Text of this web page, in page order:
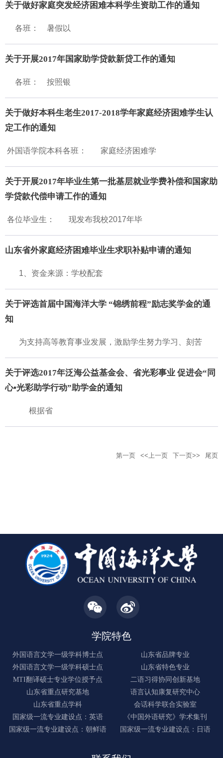
关于做好家庭突发经济困难本科学生资助工作的通知
各班： 暑假以
关于开展2017年国家助学贷款新贷工作的通知
各班： 按照银
关于做好本科生老生2017-2018学年家庭经济困难学生认
定工作的通知
外国语学院本科各班： 家庭经济困难学
关于开展2017年毕业生第一批基层就业学费补偿和国家助
学贷款代偿申请工作的通知
各位毕业生： 现发布我校2017年毕
山东省外家庭经济困难毕业生求职补贴申请的通知
1、资金来源：学校配套
关于评选首届中国海洋大学 “锦绣前程”励志奖学金的通
知
为支持高等教育事业发展，激励学生努力学习、刻苦
关于评选2017年泛海公益基金会、省光彩事业 促进会“同
心•光彩助学行动”助学金的通知
根据省
第一页 <<上一页 下一页>> 尾页
学院特色
外国语言文学一级学科博士点
山东省品牌专业
外国语言文学一级学科硕士点
山东省特色专业
MTI翻译硕士专业学位授予点
二语习得协同创新基地
山东省重点研究基地
语言认知康复研究中心
山东省重点学科
会话科学联合实验室
国家级一流专业建设点：英语
《中国外语研究》学术集刊
国家级一流专业建设点：朝鲜语
国家级一流专业建设点：日语